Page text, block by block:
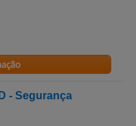
- Segurança